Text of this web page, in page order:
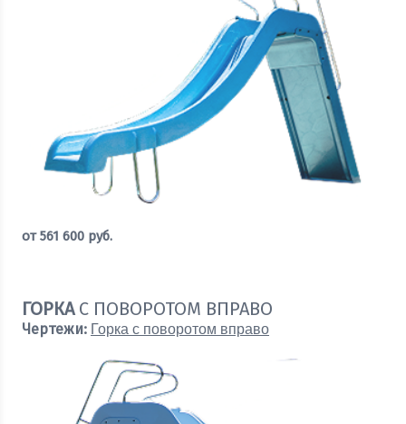
от561 600 руб.
ГОРКАС ПОВОРОТОМ ВПРАВО
Чертежи: Горка с поворотом вправо